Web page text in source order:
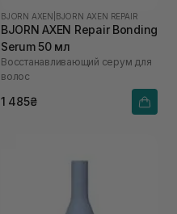
BJORN AXEN BJORN AXEN REPAIR
BJORN AXEN Repair Bonding
Serum 50 мл
Восстанавливающий серум для
волос
1 485₴